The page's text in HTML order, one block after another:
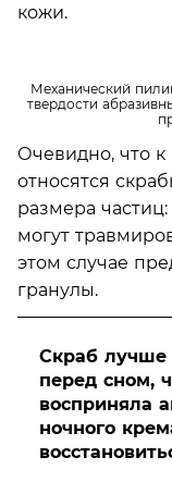
кожи.
Механический
твердости
Очевидно, что
относятся
размера
могут
этом случае
гранулы.
Скраб лучше
перед сном,
восприняла
ночного